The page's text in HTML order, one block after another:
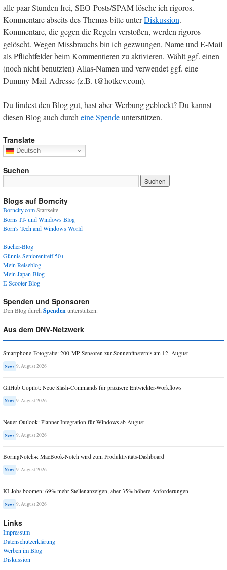
alle paar Stunden frei, SEO-Posts/SPAM lösche ich rigoros.
Kommentare abseits des Themas bitte unterDiskussion.
Kommentare, die gegen die Regeln verstoßen, werden rigoros
gelöscht. Wegen Missbrauchs bin ich gezwungen, Name und E-Mail
als Pflichtfelder beim Kommentieren zu aktivieren. Wählt ggf. einen
(noch nicht benutzten) Alias-Namen und verwendet ggf. eine
Dummy-Mail-Adresse (z.B. t@hotkev.com).
Du findest den Blog gut, hast aber Werbung geblockt? Du kannst
diesen Blog auch durch eine Spendeunterstützen.
Translate
Deutsch
Suchen
Blogs auf Borncity
Borncity.comStartseite
Borns IT- und Windows Blog
Born's Tech and Windows World
Bücher-Blog
Günnis Seniorentreff 50+
Mein Reiseblog
Mein Japan-Blog
E-Scooter-Blog
Spenden und Sponsoren
Den Blog durch Spendenunterstützen.
Aus dem DNV-Netzwerk
Smartphone-Fotografie: 200-MP-Sensoren zur Sonnenfinsternis am 12. August
News 9. August 2026
GitHub Copilot: Neue Slash-Commands für präzisere Entwickler-Workflows
News 9. August 2026
Neuer Outlook: Planner-Integration für Windows ab August
News 9. August 2026
BoringNotch+: MacBook-Notch wird zum Produktivitäts-Dashboard
News 9. August 2026
KI-Jobs boomen: 69% mehr Stellenanzeigen, aber 35% höhere Anforderungen
News 9. August 2026
Links
Impressum
Datenschutzerklärung
Werben im Blog
Diskussion